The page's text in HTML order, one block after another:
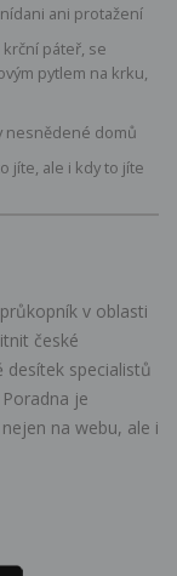
ani protažení
páteř, se
pytlem na krku,
nesnědené domů
jíte, ale i kdy to jíte
v oblasti
české
desítek specialistů
je
na webu, ale i